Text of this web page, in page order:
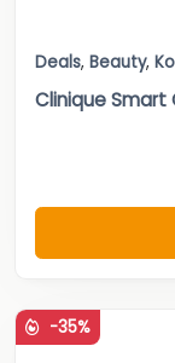
Deals, Beauty,
Clinique Smart
-35%